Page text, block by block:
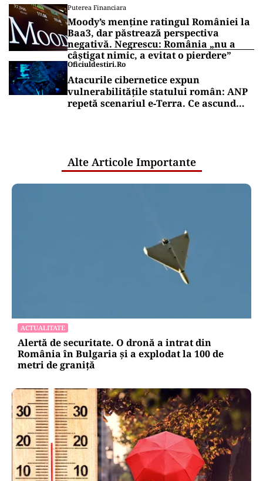
Puterea Financiara
Moody’s menține ratingul României la
Baa3, dar păstrează perspectiva
negativă. Negrescu: România „nu a
câștigat nimic, a evitat o pierdere”
Oficiuldestiri.ro
Atacurile cibernetice expun
vulnerabilitățile statului român: ANP
repetă scenariul e‑Terra. Ce ascund
Alte Articole Importante
ACTUALITATE
Alertă de securitate. O dronă a intrat din
România în Bulgaria şi a explodat la 100 de
metri de graniţă